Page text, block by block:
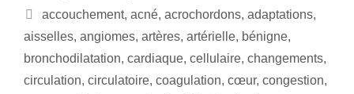
accouchement, acné, acrochordons, adaptations,
aisselles, angiomes, artères, artérielle, bénigne,
bronchodilatation, cardiaque, cellulaire, changements,
circulation, circulatoire, coagulation, cœur, congestion,